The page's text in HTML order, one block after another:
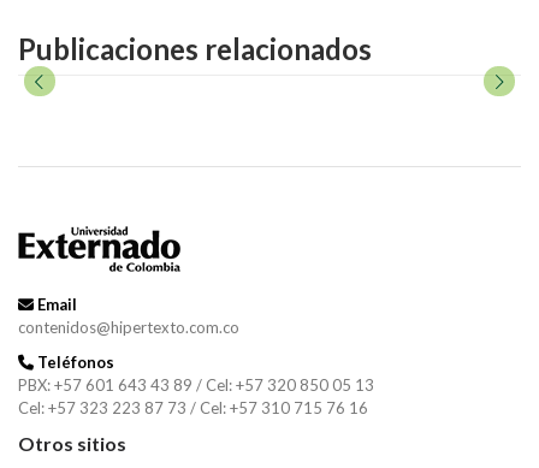
Publicaciones relacionados
Email
contenidos@hipertexto.com.co
Teléfonos
PBX: +57 601 643 43 89 / Cel: +57 320 850 05 13
Cel: +57 323 223 87 73 / Cel: +57 310 715 76 16
Otros sitios